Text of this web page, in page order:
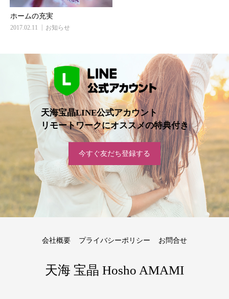
ホームの充実
2017.02.11 お知らせ
天海宝晶LINE公式アカウント
リモートワークにオススメの特典付き
今すぐ友だち登録する
会社概要 プライバシーポリシー お問合せ
天海 宝晶 Hosho AMAMI